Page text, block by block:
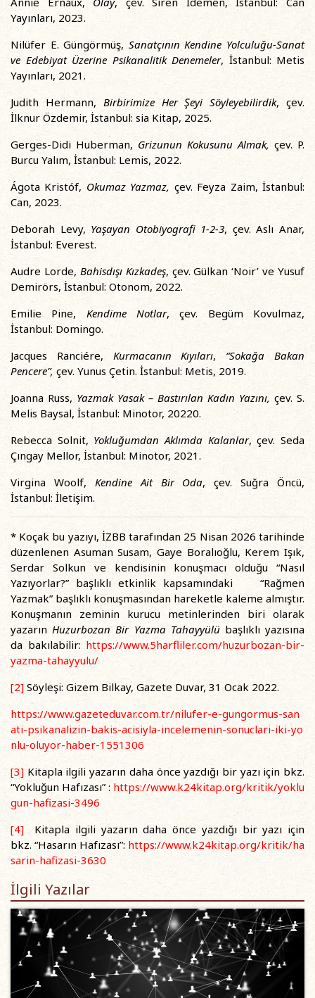
Yayınları, 2023.
Nilüfer E. Güngörmüş, Sanatçının Kendine Yolculuğu-Sanat
ve Edebiyat Üzerine Psikanalitik Denemeler, İstanbul: Metis
Yayınları, 2021.
Judith Hermann, Birbirimize Her Şeyi Söyleyebilirdik, çev.
İlknur Özdemir, İstanbul: sia Kitap, 2025.
Gerges-Didi Huberman, Grizunun Kokusunu Almak, çev. P.
Burcu Yalım, İstanbul: Lemis, 2022.
Ágota Kristóf, Okumaz Yazmaz, çev. Feyza Zaim, İstanbul:
Can, 2023.
Deborah Levy, Yaşayan Otobiyografi 1-2-3, çev. Aslı Anar,
İstanbul: Everest.
Audre Lorde, Bahisdışı Kızkadeş, çev. Gülkan ‘Noir’ ve Yusuf
Demirörs, İstanbul: Otonom, 2022.
Emilie Pine, Kendime Notlar, çev. Begüm Kovulmaz,
İstanbul: Domingo.
Jacques Ranciére, Kurmacanın Kıyıları, “Sokağa Bakan
Pencere”, çev. Yunus Çetin. İstanbul: Metis, 2019.
Joanna Russ, Yazmak Yasak – Bastırılan Kadın Yazını, çev. S.
Melis Baysal, İstanbul: Minotor, 20220.
Rebecca Solnit, Yokluğumdan Aklımda Kalanlar, çev. Seda
Çıngay Mellor, İstanbul: Minotor, 2021.
Virgina Woolf, Kendine Ait Bir Oda, çev. Suğra Öncü,
İstanbul: İletişim.
* Koçak bu yazıyı, İZBB tarafından 25 Nisan 2026 tarihinde
düzenlenen Asuman Susam, Gaye Boralıoğlu, Kerem Işık,
Serdar Solkun ve kendisinin konuşmacı olduğu “Nasıl
Yazıyorlar?” başlıklı etkinlik kapsamındaki “Rağmen
Yazmak” başlıklı konuşmasından hareketle kaleme almıştır.
Konuşmanın zeminin kurucu metinlerinden biri olarak
yazarın Huzurbozan Bir Yazma Tahayyülübaşlıklı yazısına
da bakılabilir: https://www.5harfliler.com/huzurbozan-bir-
yazma-tahayyulu/
[2] Söyleşi: Gizem Bilkay, Gazete Duvar, 31 Ocak 2022.
https://www.gazeteduvar.com.tr/nilufer-e-gungormus-san
ati-psikanalizin-bakis-acisiyla-incelemenin-sonuclari-iki-yo
nlu-oluyor-haber-1551306
[3] Kitapla ilgili yazarın daha önce yazdığı bir yazı için bkz.
“Yokluğun Hafızası” : https://www.k24kitap.org/kritik/yoklu
gun-hafizasi-3496
[4] Kitapla ilgili yazarın daha önce yazdığı bir yazı için
bkz. “Hasarın Hafızası”: https://www.k24kitap.org/kritik/ha
sarin-hafizasi-3630
İlgili Yazılar